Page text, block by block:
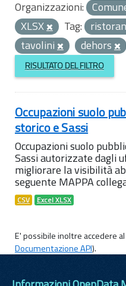
Organizzazioni:
XLSX
Tag:
tavolini
dehors
RISULTATO DEL FILTRO
Occupazioni suolo
storico e Sassi
Occupazioni suolo
Sassi autorizzate dagli
migliorare la visibilità
seguente MAPPA
CSV Excel XLSX
E' possibile inoltre accedere
Documentazione API).